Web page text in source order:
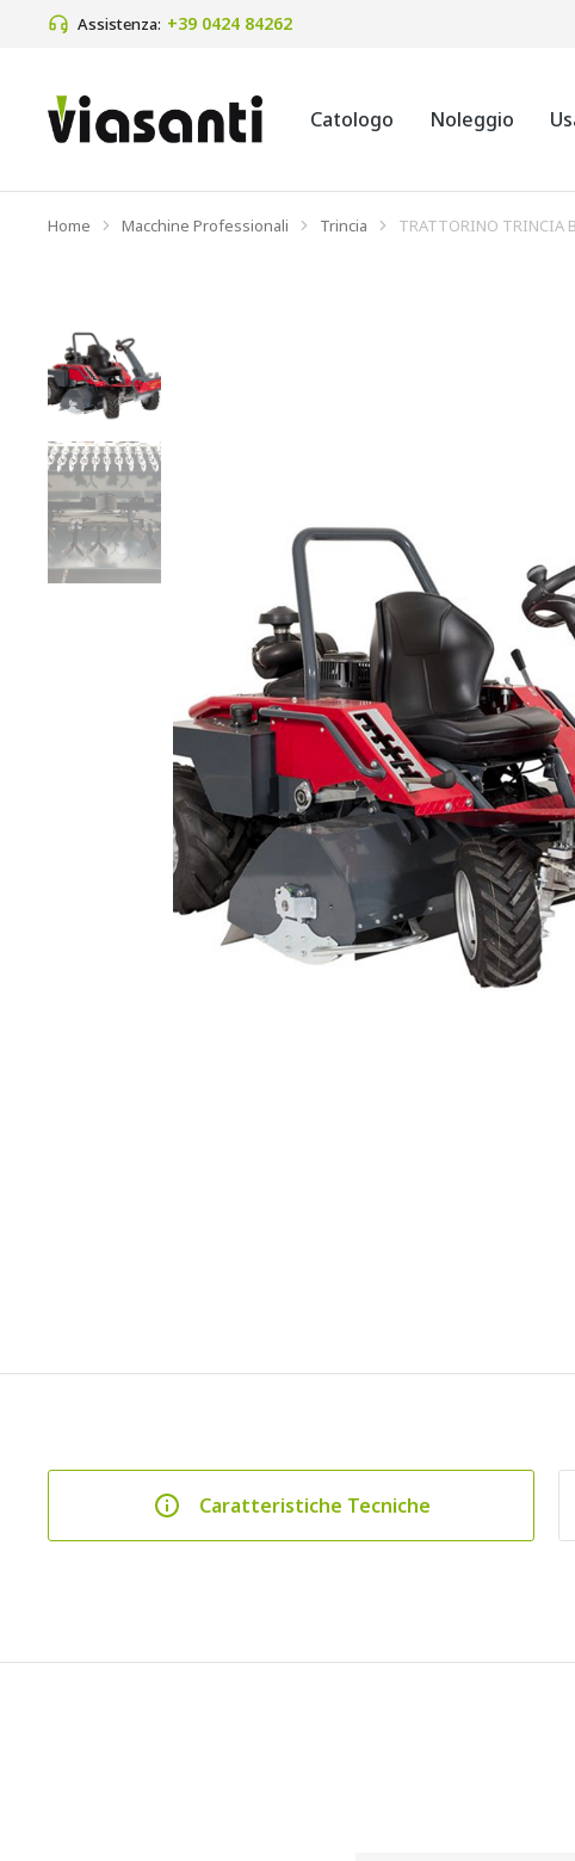
Assistenza: +39 0424 84262
Catologo Noleggio
Tu sei qui:
Home Macchine Professionali Trincia TRATTORINO TRINCIA
Caratteristiche Tecniche